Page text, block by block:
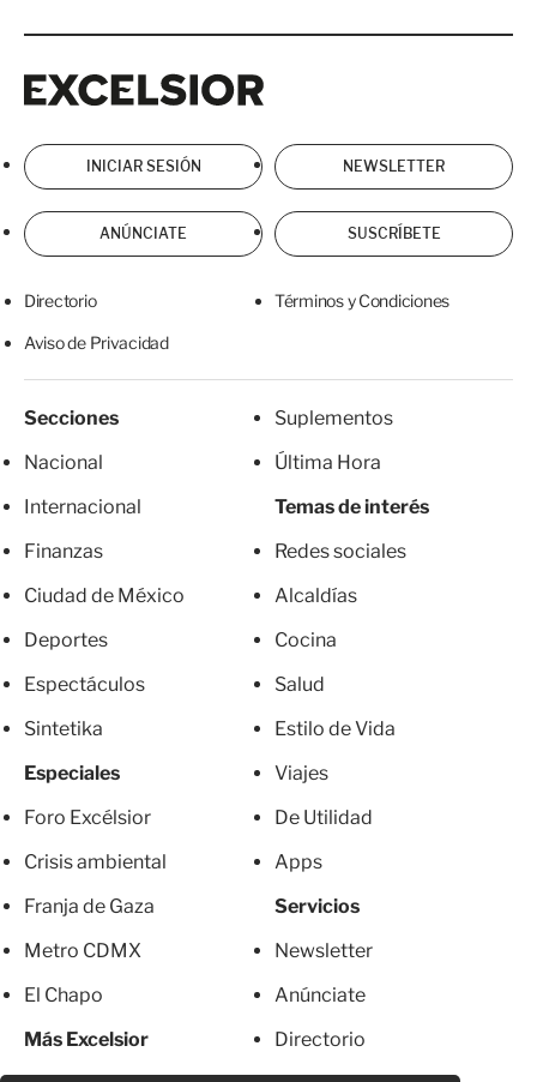
INICIAR SESIÓN NEWSLETTER
ANÚNCIATE SUSCRÍBETE
Directorio Términos y Condiciones
Aviso de Privacidad
Secciones
Nacional
Internacional
Finanzas
Ciudad de México
Deportes
Espectáculos
Sintetika
Especiales
Foro Excélsior
Crisis ambiental
Franja de Gaza
Metro CDMX
El Chapo
Más Excelsior
Suplementos
Última Hora
Temas de interés
Redes sociales
Alcaldías
Cocina
Salud
Estilo de Vida
Viajes
De Utilidad
Apps
Servicios
Newsletter
Anúnciate
Directorio